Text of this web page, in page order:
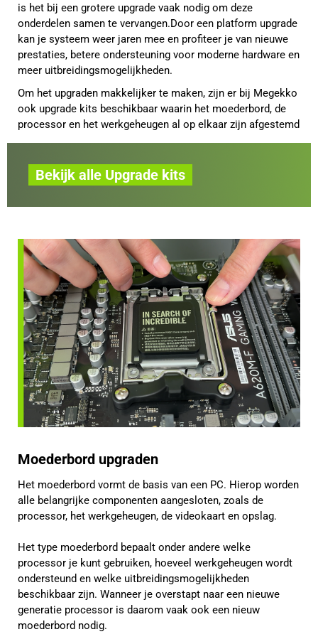
is het bij een grotere upgrade vaak nodig om deze
onderdelen samen te vervangen.Door een platform upgrade
kan je systeem weer jaren mee en profiteer je van nieuwe
prestaties, betere ondersteuning voor moderne hardware en
meer uitbreidingsmogelijkheden.
Om het upgraden makkelijker te maken, zijn er bij Megekko
ook upgrade kits beschikbaar waarin het moederbord, de
processor en het werkgeheugen al op elkaar zijn afgestemd
Bekijk alle Upgrade kits
Moederbord upgraden
Het moederbord vormt de basis van een PC. Hierop worden
alle belangrijke componenten aangesloten, zoals de
processor, het werkgeheugen, de videokaart en opslag.
Het type moederbord bepaalt onder andere welke
processor je kunt gebruiken, hoeveel werkgeheugen wordt
ondersteund en welke uitbreidingsmogelijkheden
beschikbaar zijn. Wanneer je overstapt naar een nieuwe
generatie processor is daarom vaak ook een nieuw
moederbord nodig.